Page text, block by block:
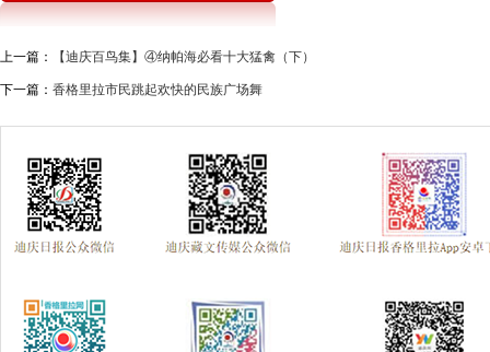
上一篇： 【迪庆百鸟集】④纳帕海必看十大猛禽（下）
下一篇： 香格里拉市民跳起欢快的民族广场舞